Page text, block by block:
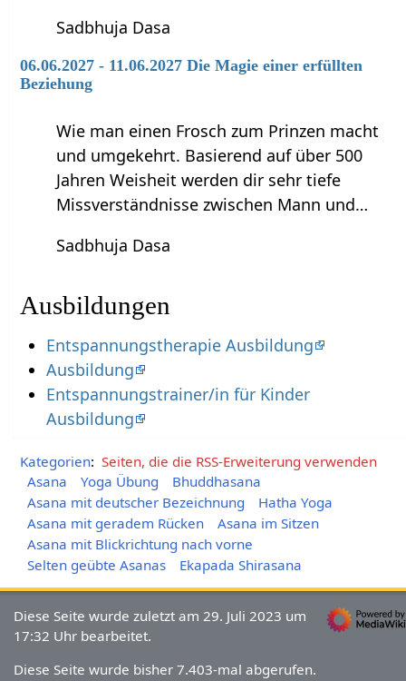
Sadbhuja Dasa
06.06.2027 - 11.06.2027 Die Magie einer erfüllten
Beziehung
Wie man einen Frosch zum Prinzen macht
und umgekehrt. Basierend auf über 500
Jahren Weisheit werden dir sehr tiefe
Missverständnisse zwischen Mann und…
Sadbhuja Dasa
Ausbildungen
Entspannungstherapie Ausbildung
Ausbildung
Entspannungstrainer/in für Kinder
Ausbildung
Kategorien: Seiten, die die RSS-Erweiterung verwenden
Asana
Yoga Übung
Bhuddhasana
Asana mit deutscher Bezeichnung
Hatha Yoga
Asana mit geradem Rücken
Asana im Sitzen
Asana mit Blickrichtung nach vorne
Selten geübte Asanas
Ekapada Shirasana
Diese Seite wurde zuletzt am 29. Juli 2023 um
17:32 Uhr bearbeitet.
Diese Seite wurde bisher 7.403-mal abgerufen.